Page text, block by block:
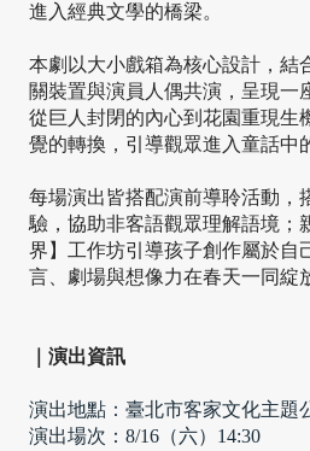
進入經典文學的橋梁。
本劇以大小戲箱為核心設計，結
關裝置與演員人偶共演，呈現一
從巨人封閉的內心到花園重現生
覺的轉換，引導觀眾進入童話中
每場演出皆搭配演前導聆活動，
驗，協助非客語觀眾理解語境；
界】工作坊引導孩子創作屬於自
言、劇場與想像力在春天一同綻
｜演出資訊
演出地點： 臺北市客家文化主題
演出場次：8/16（六）14:30